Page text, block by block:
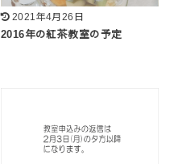
2021年4月26日
2016年の紅茶教室の予定